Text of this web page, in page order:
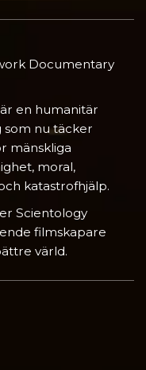
Documentary
en humanitär
som nu täcker
mänskliga
moral,
katastrofhjälp.
Scientology
filmskapare
värld.